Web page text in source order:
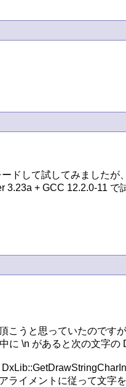
ドして試してみましたが
+ GCC 12.2.0-11
うと思っていたのです
に \n があると次の文字
イメントに従って文字